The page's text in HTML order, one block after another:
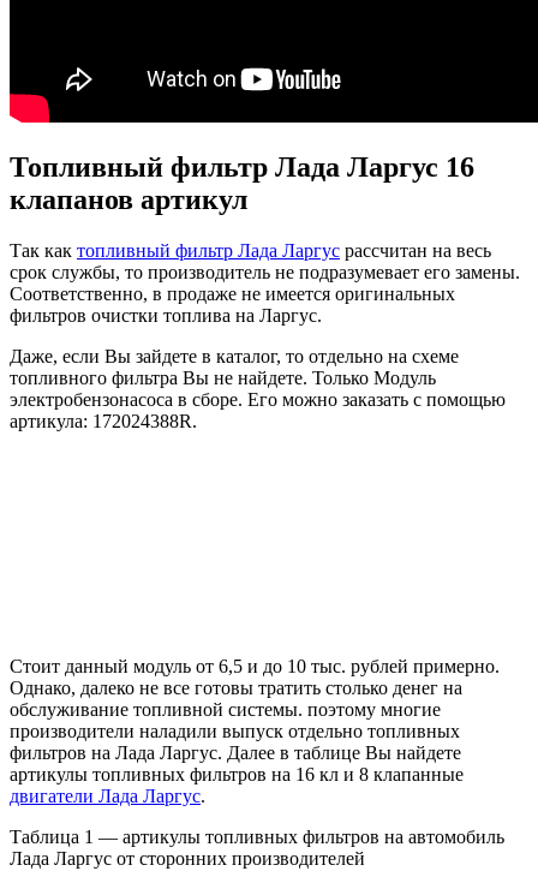
Топливный фильтр Лада Ларгус 16
клапанов артикул
Так как топливный фильтр Лада Ларгус рассчитан на весь
срок службы, то производитель не подразумевает его замены.
Соответственно, в продаже не имеется оригинальных
фильтров очистки топлива на Ларгус.
Даже, если Вы зайдете в каталог, то отдельно на схеме
топливного фильтра Вы не найдете. Только Модуль
электробензонасоса в сборе. Его можно заказать с помощью
артикула: 172024388R.
Стоит данный модуль от 6,5 и до 10 тыс. рублей примерно.
Однако, далеко не все готовы тратить столько денег на
обслуживание топливной системы. поэтому многие
производители наладили выпуск отдельно топливных
фильтров на Лада Ларгус. Далее в таблице Вы найдете
артикулы топливных фильтров на 16 кл и 8 клапанные
двигатели Лада Ларгус.
Таблица 1 — артикулы топливных фильтров на автомобиль
Лада Ларгус от сторонних производителей